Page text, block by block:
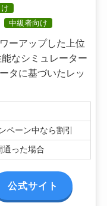
中級者向け
ーアップした上位
なシミュレーター
タに基づいたレッ
ーン中なら割引
った場合
公式サイト